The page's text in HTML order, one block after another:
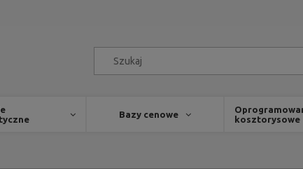
Bazy cenowe
kosztorysowe